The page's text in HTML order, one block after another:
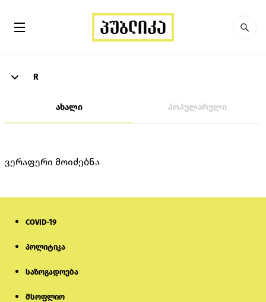
R
ახალი პოპულარული
ვერაფერი მოიძებნა
COVID-19
პოლიტიკა
საზოგადოება
მსოფლიო